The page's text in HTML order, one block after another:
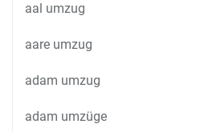
aal umzug
aare umzug
adam umzug
adam umzüge